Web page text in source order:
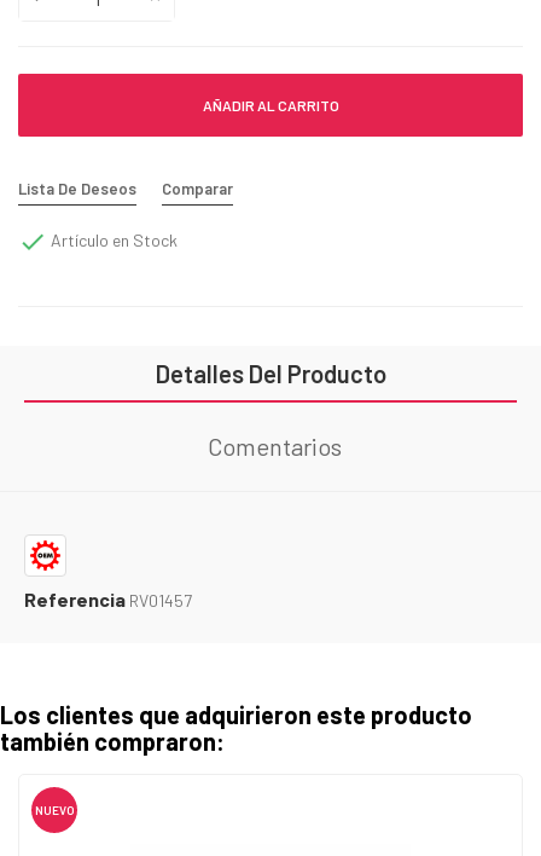
AÑADIR AL CARRITO
Lista De Deseos Comparar
 Artículo en Stock
Detalles Del Producto
Comentarios
Referencia RV01457
Los clientes que adquirieron este producto
también compraron:
NUEVO